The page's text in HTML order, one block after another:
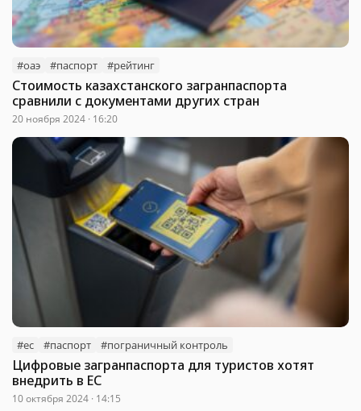
#оаэ #паспорт #рейтинг
Стоимость казахстанского загранпаспорта
сравнили с документами других стран
20 ноября 2024 · 16:20
#ес #паспорт #пограничный контроль
Цифровые загранпаспорта для туристов хотят
внедрить в ЕС
10 октября 2024 · 14:15